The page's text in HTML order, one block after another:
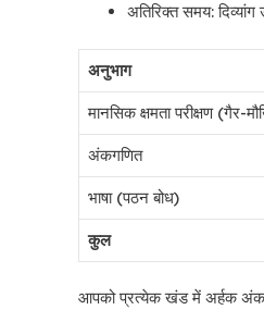
अतिरिक्त समय:
अनुभाग
मानसिक क्षमता परीक्षण (गैर-
अंकगणित
भाषा (पठन बोध)
कुल
आपको प्रत्येक खंड में अर्हक अंक